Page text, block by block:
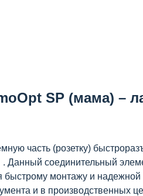
SP (мама) –
часть (розетку)
Данный соединительный
монтажу и
и в производственных